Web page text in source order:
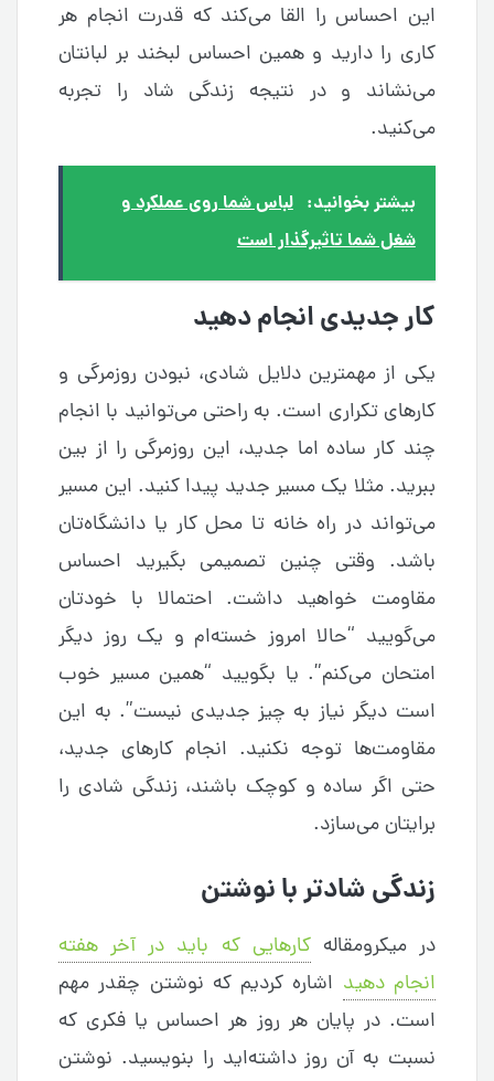
این احساس را القا می‌کند که قدرت انجام هر
کاری را دارید و همین احساس لبخند بر لبانتان
می‌نشاند و در نتیجه زندگی شاد را تجربه
می‌کنید.
بیشتر بخوانید: لباس شما روی عملکرد و
شغل شما تاثیرگذار است
کار جدیدی انجام دهید
یکی از مهمترین دلایل شادی، نبودن روزمرگی و
کارهای تکراری است. به راحتی می‌توانید با انجام
چند کار ساده اما جدید، این روزمرگی را از بین
ببرید. مثلا یک مسیر جدید پیدا کنید. این مسیر
می‌تواند در راه خانه تا محل کار یا دانشگاه‌تان
باشد. وقتی چنین تصمیمی بگیرید احساس
مقاومت خواهید داشت. احتمالا با خودتان
می‌گویید “حالا امروز خسته‌ام و یک روز دیگر
امتحان می‌کنم”. یا بگویید “همین مسیر خوب
است دیگر نیاز به چیز جدیدی نیست”. به این
مقاومت‌ها توجه نکنید. انجام کارهای جدید،
حتی اگر ساده و کوچک باشند، زندگی شادی را
برایتان می‌سازد.
زندگی شادتر با نوشتن
در میکرومقالهکارهایی که باید در آخر هفته
انجام دهید اشاره کردیم که نوشتن چقدر مهم
است. در پایان هر روز هر احساس یا فکری که
نسبت به آن روز داشته‌اید را بنویسید. نوشتن